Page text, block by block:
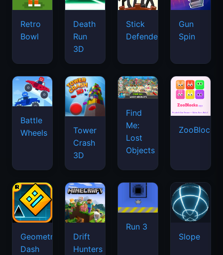
Retro
Bowl
Death
Run
3D
Stick
Defenders
Gun
Spin
Battle
Wheels
Tower
Crash
3D
Find
Me:
Lost
Objects
ZooBlocks
Geometry
Dash
Drift
Hunters
Run 3
Slope